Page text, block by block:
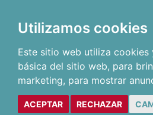
Utilizamos cookies
Este sitio web utiliza cookies
básica del sitio web, para
marketing, para mostrar
ACEPTAR RECHAZAR